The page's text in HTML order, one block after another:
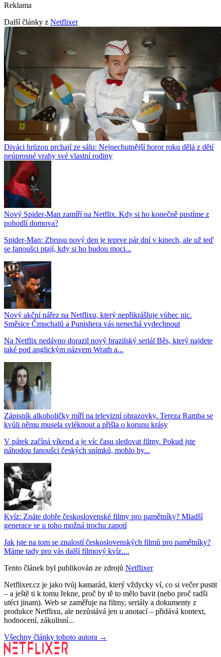
Reklama
Další články z Netflixer
Diváci hrůzou prchají ze sálu: Nejnechutnější horor roku dělá z dětí
neúprosné vrahy své vlastní rodiny
Nový Spider-Man zamíří na Netflix. Kdy si ho konečně pustíme z
pohodlí domova?
Spider-Man: Zbrusu nový den je teprve pár dní v kinech, ale už teď
se fanoušci ptají, kdy si ho budou moci...
Nový akční nářez na Netflixu, který nepřikrášluje vůbec nic.
Směsice Čmuchalů a Punishera vás nenechá vydechnout
Na Netflix nedávno dorazil nový brazilský seriál Běs, který najdete
také pod anglickým názvem Wrath a...
Zápisník alkoholičky míří na televizní obrazovky. Tereza Ramba se
kvůli němu musela svléknout a přišla o korunu krásy
V pátek začíná víkend a je víc času sledovat filmy. Pokud jste
náhodou fanoušci českých snímků, mohlo by...
Kvíz: Znáte dobře československé filmy pro pamětníky? Mladší
generace se u toho možná trochu zapotí
Jak jste na tom se znalostí československých filmů pro pamětníky?
Máme tady pro vás další filmový kvíz....
Tento článek byl publikován ze zdrojů Netflixer
Netflixer.cz je jako tvůj kamarád, který vždycky ví, co si večer pustit
– a ještě ti k tomu řekne, proč by tě to mělo bavit (nebo proč radši
utéct jinam). Web se zaměřuje na filmy, seriály a dokumenty z
produkce Netflixu, ale nezůstává jen u anotací – přidává kontext,
hodnocení, zákulisní...
Všechny články tohoto autora →